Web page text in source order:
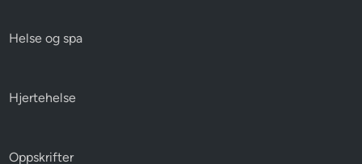
Helse og spa
Hjertehelse
Oppskrifter